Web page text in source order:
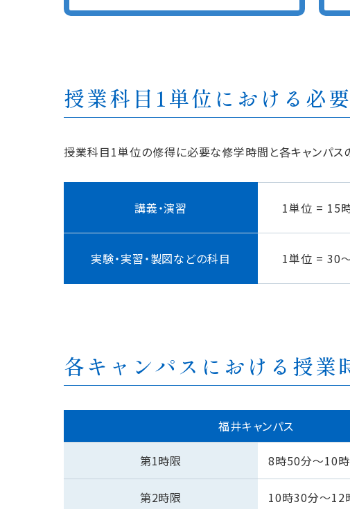
授業科目1単位における必
授業科目1単位の修得に必要な修学時間と各キャンパス
講義・演習 1単位 = 15
実験・実習・製図などの科目 1単位 = 30
各キャンパスにおける授業
福井キャンパス
第1時限 8時50分〜10
第2時限 10時30分〜12